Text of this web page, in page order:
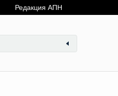
Редакция АПН